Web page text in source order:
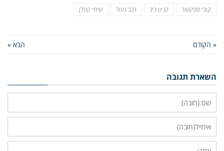
קובי ספקטור קניון ביג רכב נעול שימי קפלן
« הקודם הבא »
השארת תגובה